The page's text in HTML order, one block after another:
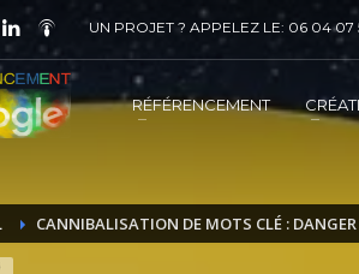
ACHETER UN PRESTATION DE
la prestation
sous 5 jours ouvrés un mail de
UN PROJET ? APPELEZ LE: 06 04 07
RÉFÉRENCEMENT
CANNIBALISATION DE MOTS CLÉ :